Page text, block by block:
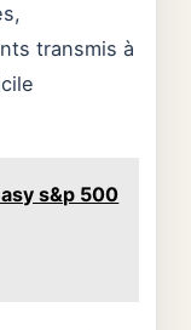
transmis à
s&p 500